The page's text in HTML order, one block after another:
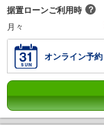
据置ローンご利用時 ？
月々
オンライン予約